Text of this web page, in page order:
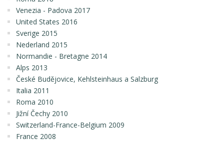
Venezia - Padova 2017
United States 2016
Sverige 2015
Nederland 2015
Normandie - Bretagne 2014
Alps 2013
České Budějovice, Kehlsteinhaus a Salzburg
Italia 2011
Roma 2010
Jižní Čechy 2010
Switzerland-France-Belgium 2009
France 2008